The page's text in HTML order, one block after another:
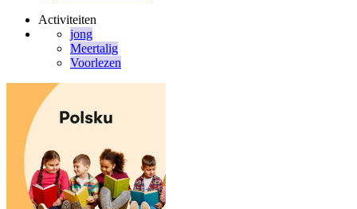
Activiteiten
jong
Meertalig
Voorlezen